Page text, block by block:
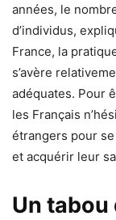
années, le
d’individus,
France, la
s’avère
adéquates. Pour
les Français
étrangers pour
et acquérir leur
Un tabou